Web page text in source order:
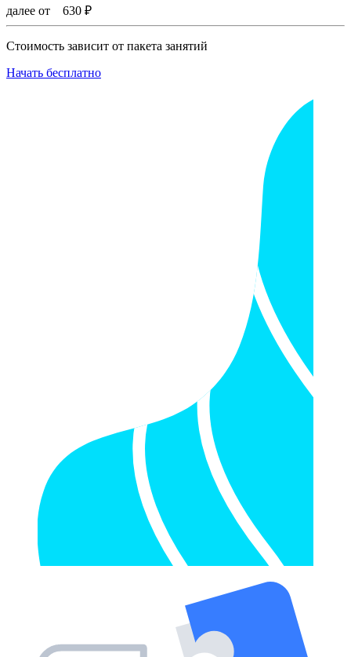
далее от 630 ₽
Стоимость зависит от пакета занятий
Начать бесплатно